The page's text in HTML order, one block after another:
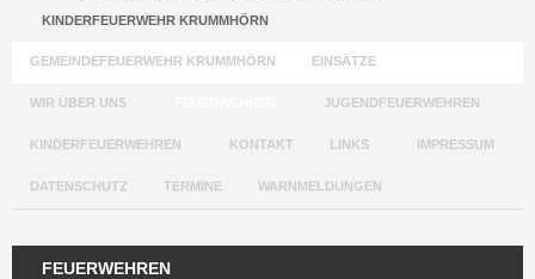
KINDERFEUERWEHR KRUMMHÖRN
GEMEINDEFEUERWEHR KRUMMHÖRN EINSÄTZE
WIR ÜBER UNS JUGENDFEUERWEHREN
KINDERFEUERWEHREN KONTAKT LINKS IMPRESSUM
DATENSCHUTZ TERMINE WARNMELDUNGEN
FEUERWEHREN